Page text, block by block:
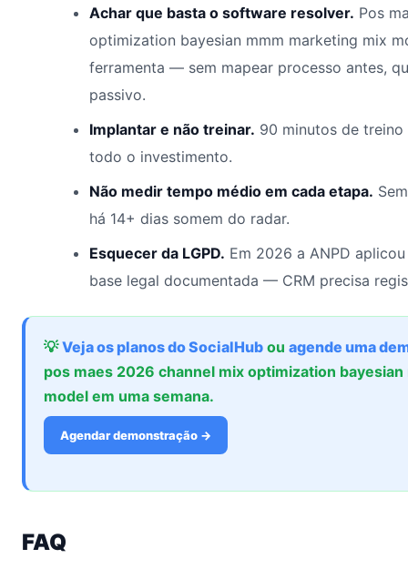
Achar que basta o software resolver. Pos
optimization bayesian mmm marketing mix
ferramenta — sem mapear processo antes,
passivo.
Implantar e não treinar. 90 minutos de
todo o investimento.
Não medir tempo médio em cada etapa.
há 14+ dias somem do radar.
Esquecer da LGPD. Em 2026 a ANPD
base legal documentada — CRM precisa
💡Veja os planos do SocialHub ou agende uma
pos maes 2026 channel mix optimization
model em uma semana.
Agendar demonstração →
FAQ